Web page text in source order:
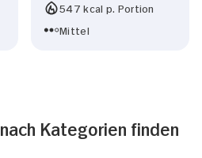
547 kcal p. Portion
Mittel
Kategorien finden